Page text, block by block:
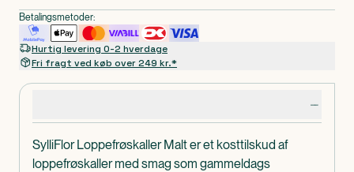
SylliFlor Loppefrøskaller Malt er et kosttilskud af
loppefrøskaller med smag som gammeldags
Betalingsmetoder:
Hurtig levering 0-2 hverdage
Fri fragt ved køb over 249 kr.*